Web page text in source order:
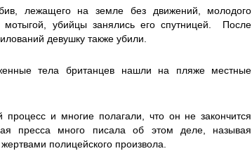
лежащего на земле без движений, молодого
мотыгой, убийцы занялись его спутницей. После
девушку также убили.
тела британцев нашли на пляже местные
и многие полагали, что он не закончится
пресса много писала об этом деле, называя
полицейского произвола.